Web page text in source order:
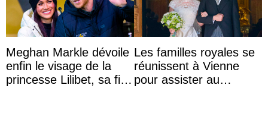
Meghan Markle dévoile
enfin le visage de la
princesse Lilibet, sa fille
Les familles royales se
réunissent à Vienne
pour assister au